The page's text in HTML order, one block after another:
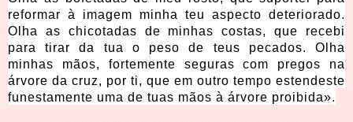
reformar à imagem minha teu aspecto deteriorado.
Olha as chicotadas de minhas costas, que recebi
para tirar da tua o peso de teus pecados. Olha
minhas mãos, fortemente seguras com pregos na
árvore da cruz, por ti, que em outro tempo estendeste
funestamente uma de tuas mãos à árvore proibida».